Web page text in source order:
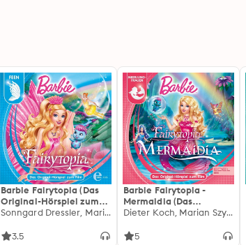
Barbie Fairytopia (Das
Original-Hörspiel zum
Film)
Sonngard Dressler, Marian Szymczyk
3.5
Barbie Fairytopia -
Mermaidia (Das
Original-Hörspiel zum Dieter Koch, Marian Szymczyk
5